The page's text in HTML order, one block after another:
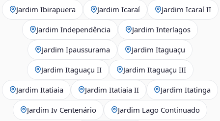
Jardim Ibirapuera Jardim Icaraí Jardim Icaraí II
Jardim Independência Jardim Interlagos
Jardim Ipaussurama Jardim Itaguaçu
Jardim Itaguaçu II Jardim Itaguaçu III
Jardim Itatiaia Jardim Itatiaia II Jardim Itatinga
Jardim Iv Centenário Jardim Lago Continuado